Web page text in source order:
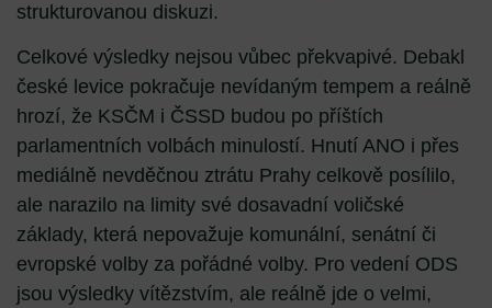
strukturovanou diskuzi.
Celkové výsledky nejsou vůbec překvapivé. Debakl
české levice pokračuje nevídaným tempem a reálně
hrozí, že KSČM i ČSSD budou po příštích
parlamentních volbách minulostí. Hnutí ANO i přes
mediálně nevděčnou ztrátu Prahy celkově posílilo,
ale narazilo na limity své dosavadní voličské
základy, která nepovažuje komunální, senátní či
evropské volby za pořádné volby. Pro vedení ODS
jsou výsledky vítězstvím, ale reálně jde o velmi,